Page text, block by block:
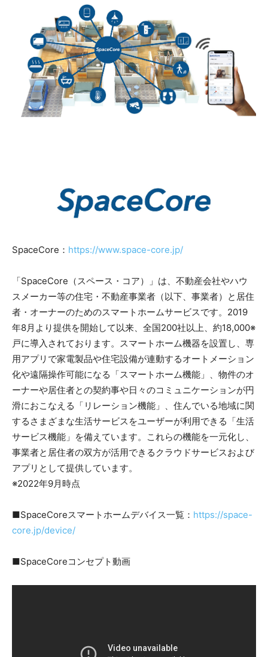
SpaceCore： https://www.space-core.jp/
「SpaceCore（スペース・コア）」は、不動産会社やハウ
スメーカー等の住宅・不動産事業者（以下、事業者）と居住
者・オーナーのためのスマートホームサービスです。2019
年8月より提供を開始して以来、全国200社以上、約18,000※
戸に導入されております。スマートホーム機器を設置し、専
用アプリで家電製品や住宅設備が連動するオートメーション
化や遠隔操作可能になる「スマートホーム機能」、物件のオ
ーナーや居住者との契約事や日々のコミュニケーションが円
滑におこなえる「リレーション機能」、住んでいる地域に関
するさまざまな生活サービスをユーザーが利用できる「生活
サービス機能」を備えています。これらの機能を一元化し、
事業者と居住者の双方が活用できるクラウドサービスおよび
アプリとして提供しています。
※2022年9月時点
■SpaceCoreスマートホームデバイス一覧： https://space-
core.jp/device/
■SpaceCoreコンセプト動画